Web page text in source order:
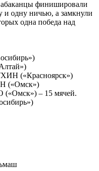
абаканцы финишировали
и одну ничью, а замкнули
одна победа над
(«Красноярск»)
(«Омск»)
– 15 мячей.